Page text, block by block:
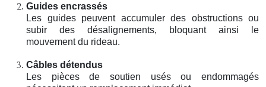
Guides encrassés
Les guides peuvent accumuler des obstructions ou
subir des désalignements, bloquant ainsi le
mouvement du rideau.
Câbles détendus
Les pièces de soutien usés ou endommagés